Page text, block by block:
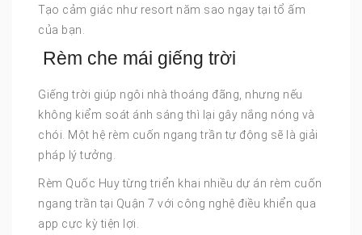
Tạo cảm giác như resort năm sao ngay tại tổ ấm
của bạn.
Rèm che mái giếng trời
Giếng trời giúp ngôi nhà thoáng đãng, nhưng nếu
không kiểm soát ánh sáng thì lại gây nắng nóng và
chói. Một hệ rèm cuốn ngang trần tự động sẽ là giải
pháp lý tưởng.
Rèm Quốc Huy từng triển khai nhiều dự án rèm cuốn
ngang trần tại Quận 7 với công nghệ điều khiển qua
app cực kỳ tiện lợi.